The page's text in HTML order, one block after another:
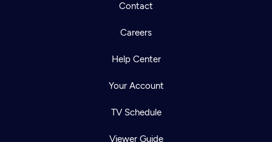
Contact
Careers
Help Center
Your Account
TV Schedule
Viewer Guide